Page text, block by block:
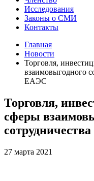
Исследования
Законы о СМИ
Контакты
Главная
Новости
Торговля,
взаимовыгодного
ЕАЭС
Торговля,
сферы
27 марта 2021